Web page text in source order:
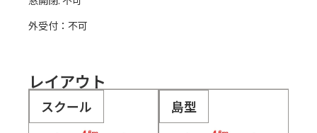
外受付：不可
レイアウト
スクール 島型